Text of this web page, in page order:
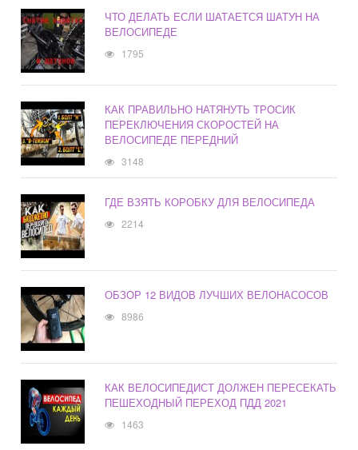
ЧТО ДЕЛАТЬ ЕСЛИ ШАТАЕТСЯ ШАТУН НА
ВЕЛОСИПЕДЕ
1795
КАК ПРАВИЛЬНО НАТЯНУТЬ ТРОСИК
ПЕРЕКЛЮЧЕНИЯ СКОРОСТЕЙ НА
ВЕЛОСИПЕДЕ ПЕРЕДНИЙ
3148
ГДЕ ВЗЯТЬ КОРОБКУ ДЛЯ ВЕЛОСИПЕДА
2214
ОБЗОР 12 ВИДОВ ЛУЧШИХ ВЕЛОНАСОСОВ
8986
КАК ВЕЛОСИПЕДИСТ ДОЛЖЕН ПЕРЕСЕКАТЬ
ПЕШЕХОДНЫЙ ПЕРЕХОД ПДД 2021
1463